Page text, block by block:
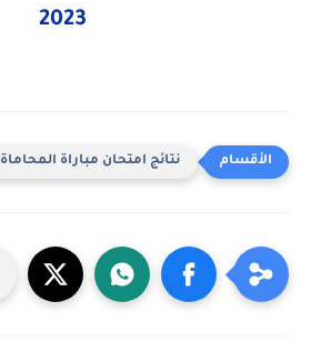
2023
نتائج امتحان مباراة المحاماة 2023